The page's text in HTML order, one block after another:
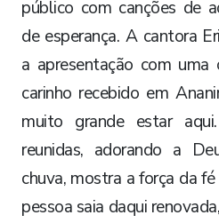
público com canções de
de esperança. A cantora
a apresentação com uma
carinho recebido em
muito grande estar
reunidas, adorando a
chuva, mostra a força da
pessoa saia daqui